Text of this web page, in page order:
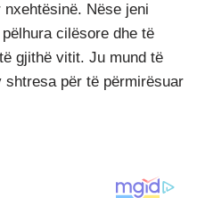
Nëse jeni
cilësore dhe të
gjithë vitit. Ju mund të
shtresa për të përmirësuar